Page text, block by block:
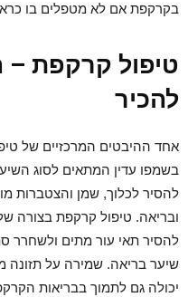
בקרקפת אם לא מטפלים בו
טיפול קרקפת
להכיר
אחד ההיבטים המרכזיים של
בשמפו עדין המתאים לסוג
להסיר לכלוך, שמן והצטברות
ובריאה. טיפול קרקפת בצורה
להסיר תאי עור מתים ולשחרר
שיער בריאה. שמירה על תזונה
יכולה גם לתמוך בבריאות